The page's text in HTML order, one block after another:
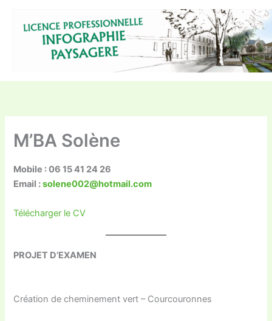
M’BA Solène
Mobile : 06 15 41 24 26
Email :solene002@hotmail.com
Télécharger le CV
PROJET D’EXAMEN
Création de cheminement vert – Courcouronnes